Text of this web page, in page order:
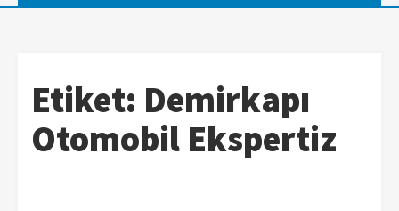
Etiket: Demirkapı
Otomobil Ekspertiz